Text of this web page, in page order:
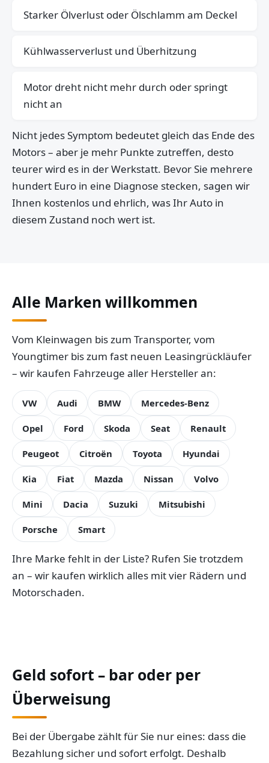
Starker Ölverlust oder Ölschlamm am Deckel
Kühlwasserverlust und Überhitzung
Motor dreht nicht mehr durch oder springt
nicht an
Nicht jedes Symptom bedeutet gleich das Ende des
Motors – aber je mehr Punkte zutreffen, desto
teurer wird es in der Werkstatt. Bevor Sie mehrere
hundert Euro in eine Diagnose stecken, sagen wir
Ihnen kostenlos und ehrlich, was Ihr Auto in
diesem Zustand noch wert ist.
Alle Marken willkommen
Vom Kleinwagen bis zum Transporter, vom
Youngtimer bis zum fast neuen Leasingrückläufer
– wir kaufen Fahrzeuge aller Hersteller an:
VW Audi BMW Mercedes-Benz
Opel Ford Skoda Seat Renault
Peugeot Citroën Toyota Hyundai
Kia Fiat Mazda Nissan Volvo
Mini Dacia Suzuki Mitsubishi
Porsche Smart
Ihre Marke fehlt in der Liste? Rufen Sie trotzdem
an – wir kaufen wirklich alles mit vier Rädern und
Motorschaden.
Geld sofort – bar oder per
Überweisung
Bei der Übergabe zählt für Sie nur eines: dass die
Bezahlung sicher und sofort erfolgt. Deshalb